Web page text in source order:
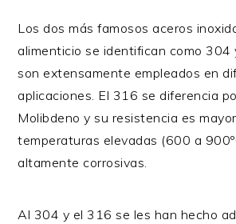
Los dos más famosos aceros
alimenticio se identifican como 304
son extensamente empleados en
aplicaciones. El 316 se diferencia
Molibdeno y su resistencia es
temperaturas elevadas (600 a
altamente corrosivas.
Al 304 y el 316 se les han hecho